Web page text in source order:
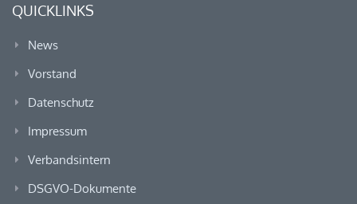
QUICKLINKS
News
Vorstand
Datenschutz
Impressum
Verbandsintern
DSGVO-Dokumente